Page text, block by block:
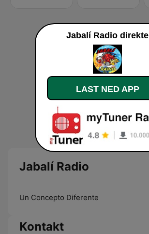
Jabalí Radio
Un Concepto Diferente
Kontakt
Jabalí Radio direkte
LAST NED APP